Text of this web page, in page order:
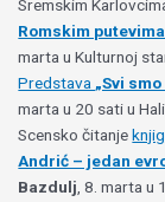
Sremskim
Romskim
marta u Kulturnoj
Predstava „Svi
marta u 20 sati u
Scensko čitanje
Andrić – jedan
Bazdulj, 8. marta u